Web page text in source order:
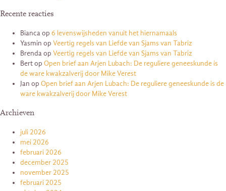
Recente reacties
Biancaop 6 levenswijsheden vanuit het hiernamaals
Yasmin op Veertig regels van Liefde van Sjams van Tabriz
Brendaop Veertig regels van Liefde van Sjams van Tabriz
Bertop Open brief aan Arjen Lubach: De reguliere geneeskunde is
de ware kwakzalverij door Mike Verest
Jan op Open brief aan Arjen Lubach: De reguliere geneeskunde is de
ware kwakzalverij door Mike Verest
Archieven
juli 2026
mei 2026
februari 2026
december 2025
november 2025
februari 2025